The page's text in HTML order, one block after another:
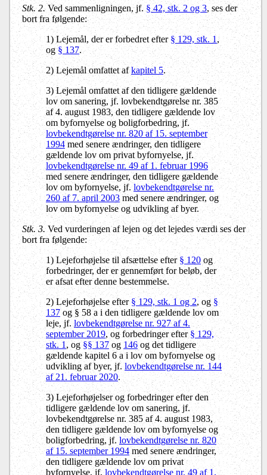
Stk. 2.Ved sammenligningen, jf. § 42, stk. 2 og 3, ses der
bort fra følgende:
1) Lejemål, der er forbedret efter § 129, stk. 1,
og§ 137.
2) Lejemål omfattet afkapitel 5.
3) Lejemål omfattet af den tidligere gældende
lov om sanering, jf. lovbekendtgørelse nr. 385
af 4. august 1983, den tidligere gældende lov
om byfornyelse og boligforbedring, jf.
lovbekendtgørelse nr. 820 af 15. september
1994med senere ændringer, den tidligere
gældende lov om privat byfornyelse, jf.
lovbekendtgørelse nr. 49 af 1. februar 1996
med senere ændringer, den tidligere gældende
lov om byfornyelse, jf. lovbekendtgørelse nr.
260 af 7. april 2003 med senere ændringer, og
lov om byfornyelse og udvikling af byer.
Stk. 3.Ved vurderingen af lejen og det lejedes værdi ses der
bort fra følgende:
1) Lejeforhøjelse til afsættelse efter§ 120 og
forbedringer, der er gennemført for beløb, der
er afsat efter denne bestemmelse.
2) Lejeforhøjelse efter § 129, stk. 1 og 2, og §
137og § 58 a i den tidligere gældende lov om
leje, jf.lovbekendtgørelse nr. 927 af 4.
september 2019, og forbedringer efter § 129,
stk. 1, og§§ 137og146og det tidligere
gældende kapitel 6 a i lov om byfornyelse og
udvikling af byer, jf.lovbekendtgørelse nr. 144
af 21. februar 2020.
3) Lejeforhøjelser og forbedringer efter den
tidligere gældende lov om sanering, jf.
lovbekendtgørelse nr. 385 af 4. august 1983,
den tidligere gældende lov om byfornyelse og
boligforbedring, jf.lovbekendtgørelse nr. 820
af 15. september 1994med senere ændringer,
den tidligere gældende lov om privat
byfornyelse, jf. lovbekendtgørelse nr. 49 af 1.